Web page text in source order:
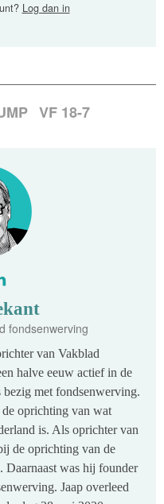
Log dan in
VF 18-7
fondsenwerving
van Vakblad
halve eeuw actief in de
met fondsenwerving.
oprichting van wat
is. Als oprichter van
de oprichting van de
was hij founder
Jaap overleed